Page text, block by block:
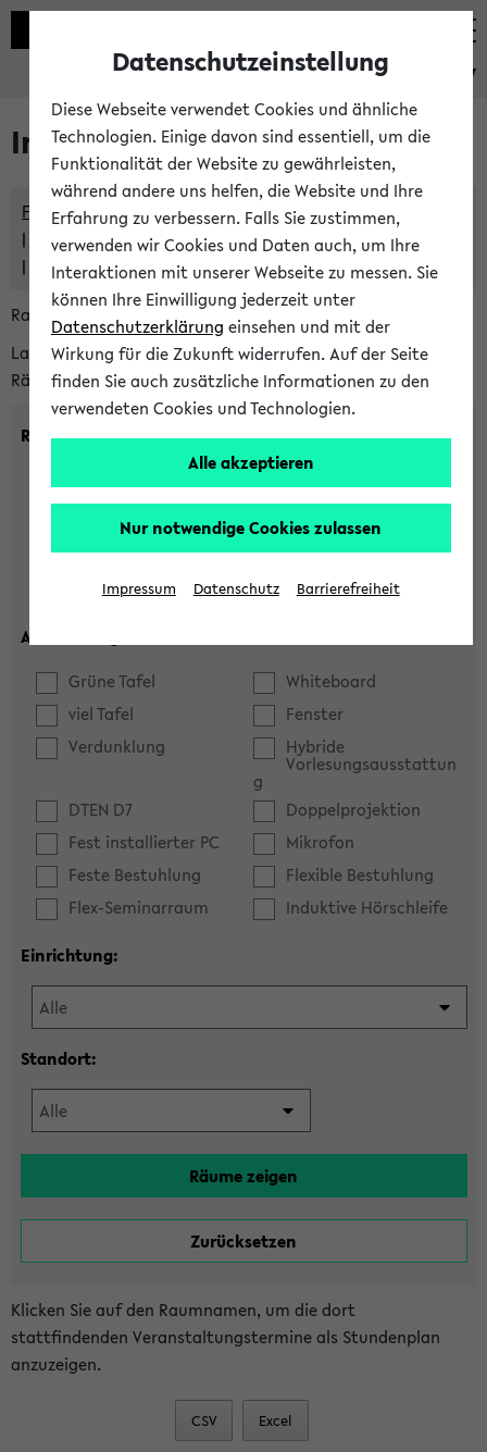
eKVV
Im eKVV verwaltete Räume
Freie Räume und Veranstaltungsüberschneidungen
Raumüberschneidungen
Hinweise der zentralen Raumvergabe
Raumanfragen:
raumvergabe@uni-bielefeld.de
Lassen Sie sich alle Räume anzeigen oder suchen Sie nach
Räumen mit bestimmten Eigenschaften:
Raumkriterien:
max. Plätze:
Ausstattung:
Grüne Tafel
Whiteboard
viel Tafel
Fenster
Verdunklung
Hybride
Vorlesungsausstattun
g
DTEN D7
Doppelprojektion
Fest installierter PC
Mikrofon
Feste Bestuhlung
Flexible Bestuhlung
Flex-Seminarraum
Induktive Hörschleife
Einrichtung:
Standort:
Klicken Sie auf den Raumnamen, um die dort
stattfindenden Veranstaltungstermine als Stundenplan
anzuzeigen.
CSV Excel
Datenschutzeinstellung
Diese Webseite verwendet Cookies und ähnliche
Technologien. Einige davon sind essentiell, um die
Funktionalität der Website zu gewährleisten,
während andere uns helfen, die Website und Ihre
Erfahrung zu verbessern. Falls Sie zustimmen,
verwenden wir Cookies und Daten auch, um Ihre
Interaktionen mit unserer Webseite zu messen. Sie
können Ihre Einwilligung jederzeit unter
Datenschutzerklärung einsehen und mit der
Wirkung für die Zukunft widerrufen. Auf der Seite
finden Sie auch zusätzliche Informationen zu den
verwendeten Cookies und Technologien.
Alle akzeptieren
Nur notwendige Cookies zulassen
Impressum Datenschutz Barrierefreiheit